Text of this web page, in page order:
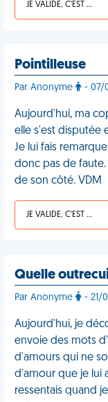
JE VALIDE, C'EST UNE VDM
Pointilleuse
Par Anonyme - 07/
Aujourd'hui, ma
elle s'est disputée
Je lui fais
donc pas de
de son côté. VDM
JE VALIDE, C'EST UNE VDM
Quelle
Par Anonyme - 21/
Aujourd'hui, je
envoie des mots
d'amours qui ne
d'amour que je lui
ressentais quand